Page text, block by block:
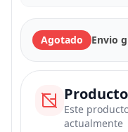
Agotado Envio
Este
actualmente